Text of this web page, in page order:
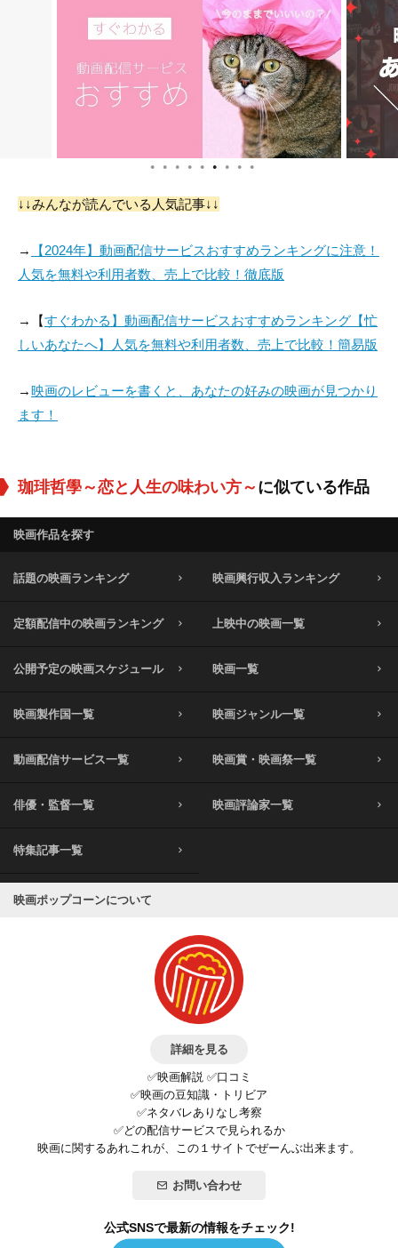
役： 役：Pelelang
役：
● ● ● ● ● ● ● ● ●
↓↓みんなが読んでいる人気記事↓↓
→
【2024年】動画配信サービスおすすめランキングに注意！
人気を無料や利用者数、売上で比較！徹底版
→【すぐわかる】動画配信サービスおすすめランキング【忙
しいあなたへ】人気を無料や利用者数、売上で比較！簡易版
→映画のレビューを書くと、あなたの好みの映画が見つかり
ます！
珈琲哲學～恋と人生の味わい方～ に似ている作品
映画作品を探す
話題の映画ランキング 映画興行収入ランキング
定額配信中の映画ランキング 上映中の映画一覧
公開予定の映画スケジュール 映画一覧
映画製作国一覧 映画ジャンル一覧
動画配信サービス一覧 映画賞・映画祭一覧
俳優・監督一覧 映画評論家一覧
特集記事一覧
映画ポップコーンについて
詳細を見る
✅映画解説 ✅口コミ
✅映画の豆知識・トリビア
✅ネタバレありなし考察
✅どの配信サービスで見られるか
映画に関するあれこれが、この１サイトでぜーんぶ出来ます。
お問い合わせ
公式SNSで最新の情報をチェック!